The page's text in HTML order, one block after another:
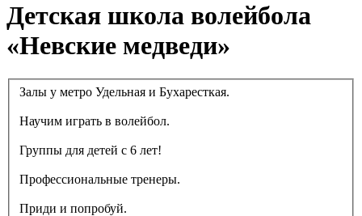
Детская школа волейбола
«Невские медведи»
Залы у метро Удельная и Бухаресткая.
Научим играть в волейбол.
Группы для детей с 6 лет!
Профессиональные тренеры.
Приди и попробуй.